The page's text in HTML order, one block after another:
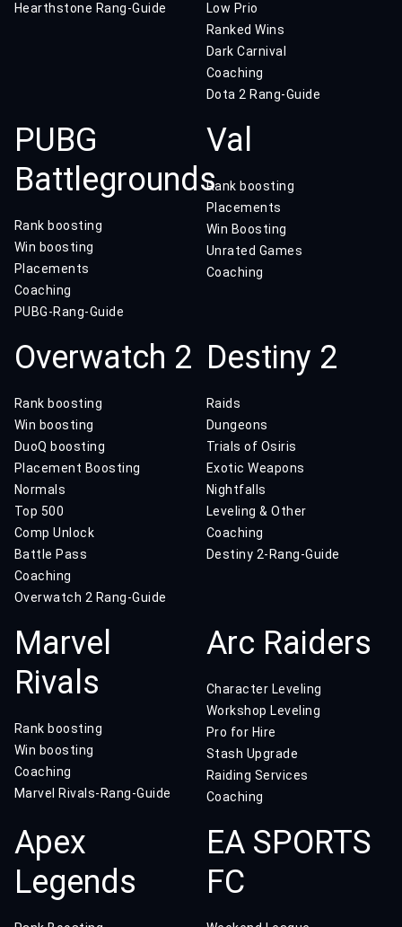
Hearthstone Rang-Guide
Low Prio
Ranked Wins
Dark Carnival
Coaching
Dota 2 Rang-Guide
PUBG
Battlegrounds
Rank boosting
Win boosting
Placements
Coaching
PUBG-Rang-Guide
Val
Rank boosting
Placements
Win Boosting
Unrated Games
Coaching
Overwatch 2
Rank boosting
Win boosting
DuoQ boosting
Placement Boosting
Normals
Top 500
Comp Unlock
Battle Pass
Coaching
Overwatch 2 Rang-Guide
Destiny 2
Raids
Dungeons
Trials of Osiris
Exotic Weapons
Nightfalls
Leveling & Other
Coaching
Destiny 2-Rang-Guide
Marvel
Rivals
Rank boosting
Win boosting
Coaching
Marvel Rivals-Rang-Guide
Arc Raiders
Character Leveling
Workshop Leveling
Pro for Hire
Stash Upgrade
Raiding Services
Coaching
Apex
Legends
EA SPORTS
FC